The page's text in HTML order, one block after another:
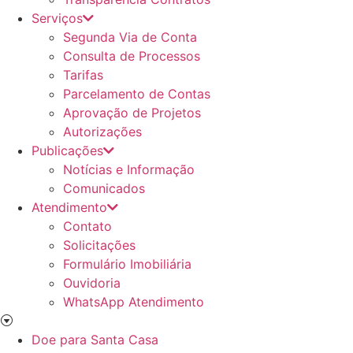
Serviços
Segunda Via de Conta
Consulta de Processos
Tarifas
Parcelamento de Contas
Aprovação de Projetos
Autorizações
Publicações
Notícias e Informação
Comunicados
Atendimento
Contato
Solicitações
Formulário Imobiliária
Ouvidoria
WhatsApp Atendimento
Doe para Santa Casa